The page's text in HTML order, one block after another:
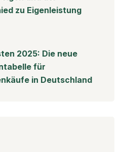
zu Eigenleistung
2025: Die neue
für
in Deutschland